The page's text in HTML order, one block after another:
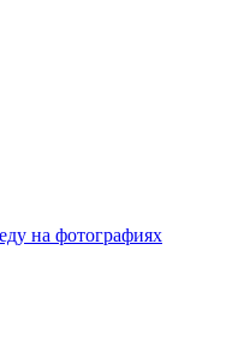
на фотографиях